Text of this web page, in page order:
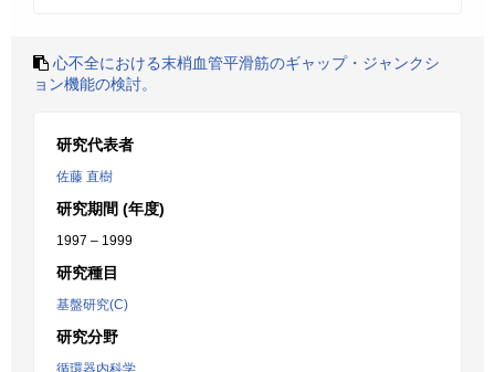
心不全における末梢血管平滑筋のギャップ・ジャンクシ
ョン機能の検討。
研究代表者
佐藤 直樹
研究期間 (年度)
1997 – 1999
研究種目
基盤研究(C)
研究分野
循環器内科学